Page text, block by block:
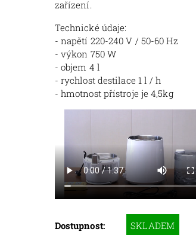
zařízení.
Technické údaje:
- napětí 220-240 V / 50-60 Hz
- výkon 750 W
- objem 4 l
- rychlost destilace 1 l / h
- hmotnost přístroje je 4,5kg
Dostupnost: SKLADEM